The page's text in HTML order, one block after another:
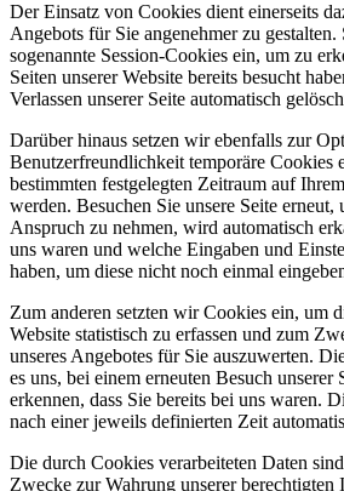
Der Einsatz von Cookies dient einerseits
Angebots für Sie angenehmer zu gestalten.
sogenannte Session-Cookies ein, um zu
Seiten unserer Website bereits besucht
Verlassen unserer Seite automatisch
Darüber hinaus setzen wir ebenfalls zur
Benutzerfreundlichkeit temporäre Cookies
bestimmten festgelegten Zeitraum auf
werden. Besuchen Sie unsere Seite erneut,
Anspruch zu nehmen, wird automatisch
uns waren und welche Eingaben und
haben, um diese nicht noch einmal
Zum anderen setzten wir Cookies ein, um
Website statistisch zu erfassen und zum
unseres Angebotes für Sie auszuwerten.
es uns, bei einem erneuten Besuch unserer
erkennen, dass Sie bereits bei uns waren.
nach einer jeweils definierten Zeit
Die durch Cookies verarbeiteten Daten
Zwecke zur Wahrung unserer berechtigten